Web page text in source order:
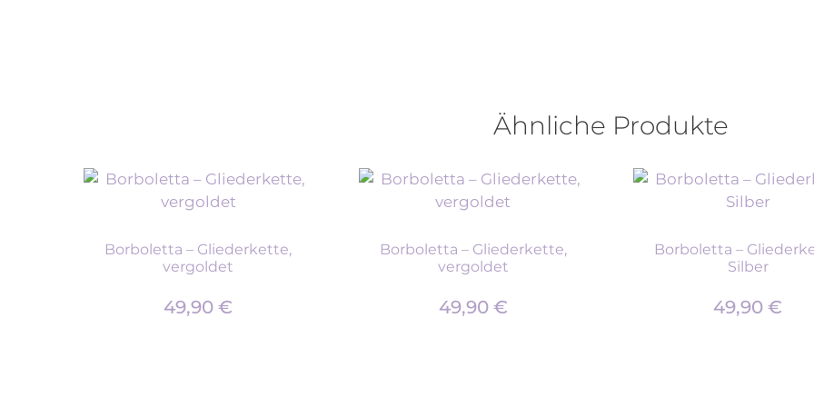
Ähnliche Produkte
Borboletta – Gliederkette,
vergoldet
49,90€
Borboletta – Gliederkette,
vergoldet
49,90 €
Borboletta –
Silber
49,90€